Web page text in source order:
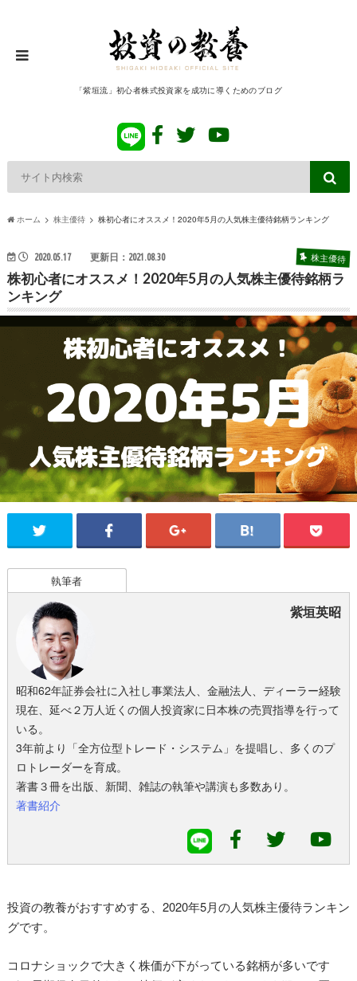
「紫垣流」初心者株式投資家を成功に導くためのブログ
ホーム 株主優待 株初心者にオススメ！2020年5月の人気株主優待銘柄ランキング
2020.05.17 更新日：2021.08.30 株主優待
株初心者にオススメ！2020年5月の人気株主優待銘柄ラ
ンキング
執筆者
紫垣英昭
昭和62年証券会社に入社し事業法人、金融法人、ディーラー経験
現在、延べ２万人近くの個人投資家に日本株の売買指導を行って
いる。
3年前より「全方位型トレード・システム」を提唱し、多くのプ
ロトレーダーを育成。
著書３冊を出版、新聞、雑誌の執筆や講演も多数あり。
著書紹介
投資の教養がおすすめする、2020年5月の人気株主優待ランキン
グです。
コロナショックで大きく株価が下がっている銘柄が多いです